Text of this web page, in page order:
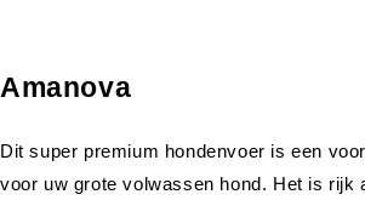
Amanova
Dit super premium hondenvoer is een
voor uw grote volwassen hond. Het is rijk